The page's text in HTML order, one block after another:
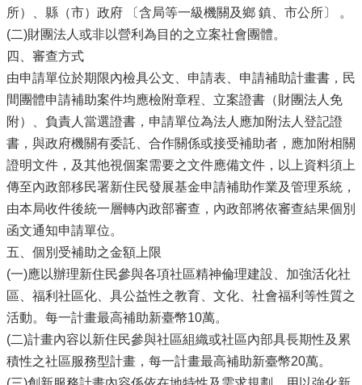
所）、縣（市）政府 〔含局等一級機關及鄉 鎮、市公所〕 。
(二)財團法人或非以營利為目的之立案社會團體。
四、審查方式
由申請單位於期限內檢具公文、申請表、申請補助計畫書，民
間團體申請補助案件均應檢附章程、立案證書（財團法人免
附）、負責人當選證書，申請單位為法人應加附法人登記證
書，與政府機關有委託、合作關係或接受補助者，應加附相關
證明文件，及其他視個案需要之文件應備文件，以上資料須上
傳至內政部移民署新住民發展基金申請補助作業及管理系統，
由本局收件後統一層轉內政部審查，內政部將依審查結果個別
函文通知申請單位。
五、個別受補助之金額上限
(一)應以辦理新住民參與各項社區精神倫理建設、加強活化社
區、福利社區化、具公益性之教育、文化、社會福利等性質之
活動。每一計畫最高補助新臺幣10萬。
(二)計畫內容以新住民參與社區組織或社區內部具長期性及累
積性之社區服務型計畫，每一計畫最高補助新臺幣20萬。